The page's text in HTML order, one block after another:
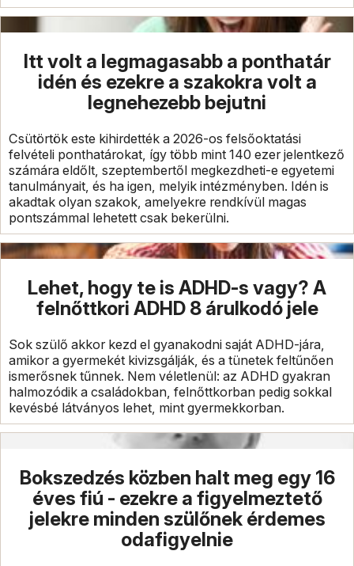
Itt volt a legmagasabb a ponthatár
idén és ezekre a szakokra volt a
legnehezebb bejutni
Csütörtök este kihirdették a 2026-os felsőoktatási
felvételi ponthatárokat, így több mint 140 ezer jelentkező
számára eldőlt, szeptembertől megkezdheti-e egyetemi
tanulmányait, és ha igen, melyik intézményben. Idén is
akadtak olyan szakok, amelyekre rendkívül magas
pontszámmal lehetett csak bekerülni.
Lehet, hogy te is ADHD-s vagy? A
felnőttkori ADHD 8 árulkodó jele
Sok szülő akkor kezd el gyanakodni saját ADHD-jára,
amikor a gyermekét kivizsgálják, és a tünetek feltűnően
ismerősnek tűnnek. Nem véletlenül: az ADHD gyakran
halmozódik a családokban, felnőttkorban pedig sokkal
kevésbé látványos lehet, mint gyermekkorban.
Bokszedzés közben halt meg egy 16
éves fiú - ezekre a figyelmeztető
jelekre minden szülőnek érdemes
odafigyelnie